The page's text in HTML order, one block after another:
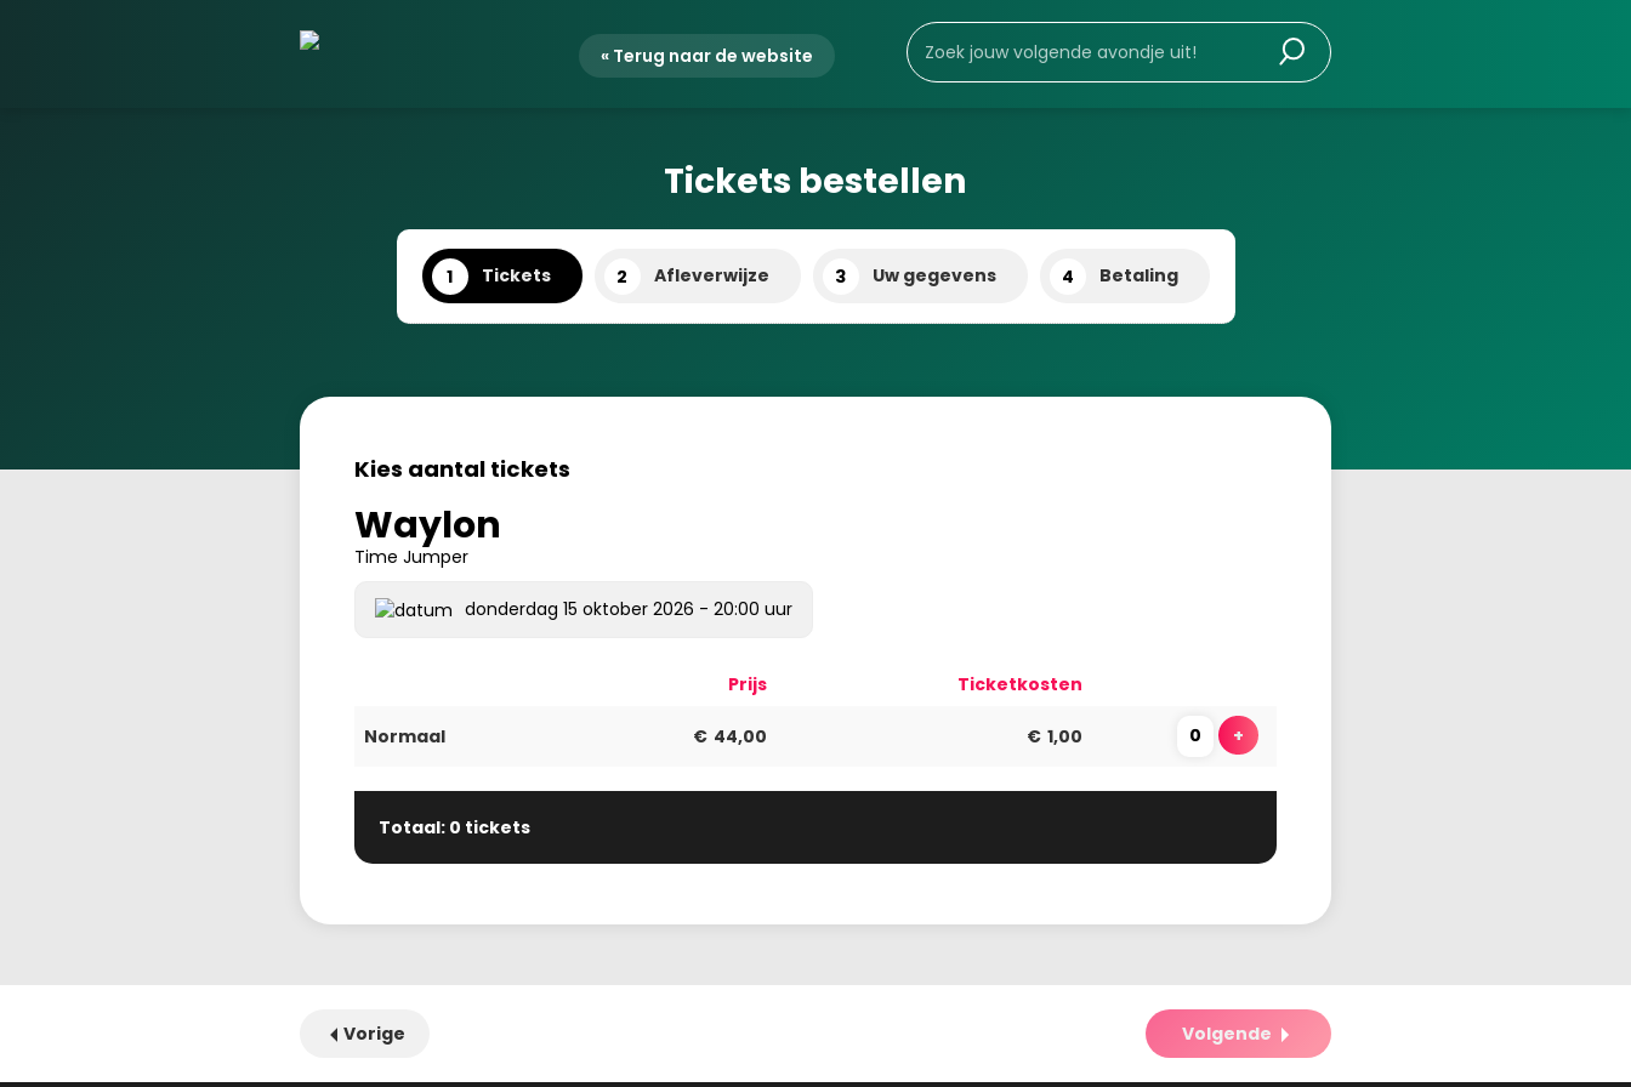
« Terug naar de website
Tickets bestellen
1 Tickets 2 Afleverwijze 3 Uw gegevens 4 Betaling
Kies aantal tickets
Waylon
Time Jumper
donderdag 15 oktober 2026 - 20:00 uur
Prijs Ticketkosten
Normaal € 44,00 € 1,00 + Voeg ticket toe
Totaal: 0 tickets
Vorige Volgende